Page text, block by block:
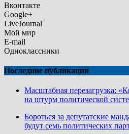
Вконтакте
Google+
LiveJournal
Мой мир
E-mail
Одноклассники
Последние публикации
Масштабная перезагрузка:
на штурм политической
Бороться за депутатские
будут семь политических